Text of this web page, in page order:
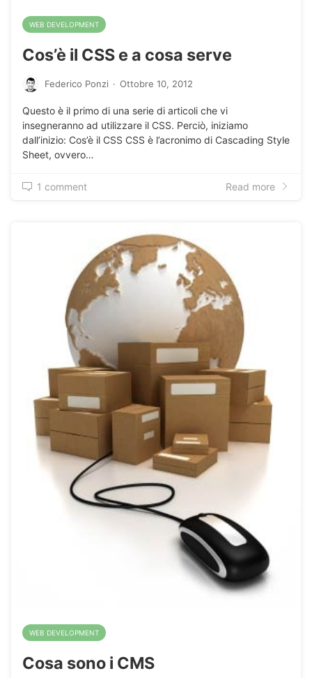
WEB DEVELOPMENT
Cos’è il CSS e a cosa serve
Federico Ponzi · Ottobre 10, 2012
Questo è il primo di una serie di articoli che vi
insegneranno ad utilizzare il CSS. Perciò, iniziamo
dall’inizio: Cos’è il CSS CSS è l’acronimo di Cascading Style
Sheet, ovvero…
1 comment Read more
WEB DEVELOPMENT
Cosa sono i CMS